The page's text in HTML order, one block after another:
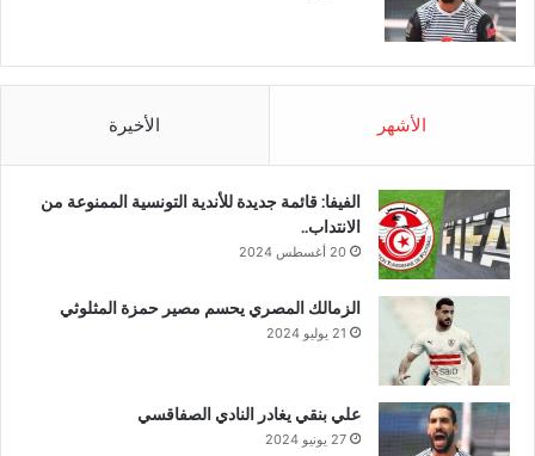
الأشهر الأخيرة
الفيفا: قائمة جديدة للأندية التونسية الممنوعة من
الانتداب..
20 أغسطس 2024
الزمالك المصري يحسم مصير حمزة المثلوثي
21 يوليو 2024
علي بنقي يغادر النادي الصفاقسي
27 يونيو 2024